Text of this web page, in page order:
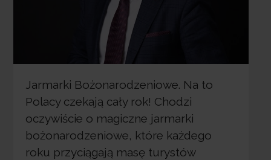
Jarmarki Bożonarodzeniowe. Na to
Polacy czekają cały rok! Chodzi
oczywiście o magiczne jarmarki
bożonarodzeniowe, które każdego
roku przyciągają masę turystów